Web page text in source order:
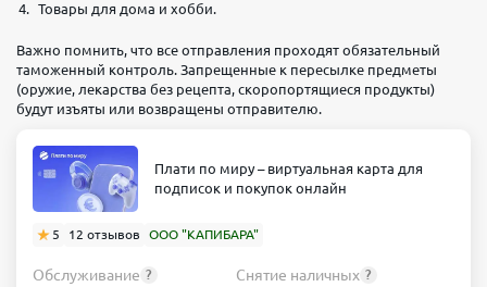
Товары для дома и хобби.
Важно помнить, что все отправления проходят обязательный
таможенный контроль. Запрещенные к пересылке предметы
(оружие, лекарства без рецепта, скоропортящиеся продукты)
будут изъяты или возвращены отправителю.
Плати по миру – виртуальная карта для
подписок и покупок онлайн
5 12 отзывов ООО "КАПИБАРА"
Обслуживание ? Снятие наличных ?